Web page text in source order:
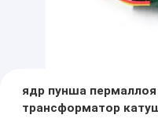
ядр пунша
трансформатор